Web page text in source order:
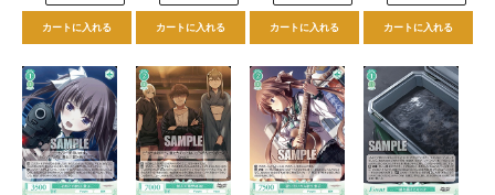
カートに入れる カートに入れる カートに入れる カートに入れる